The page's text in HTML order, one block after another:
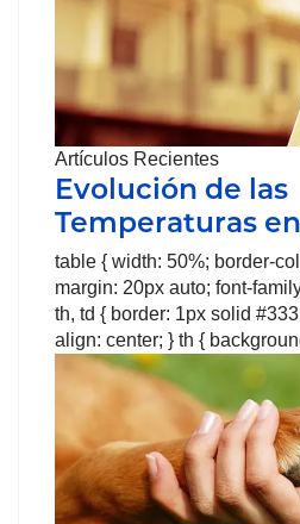
Artículos Recientes
Evolución de las
Temperaturas
table { width: 50%; border-
margin: 20px auto; font-
th, td { border: 1px solid
align: center; } th {